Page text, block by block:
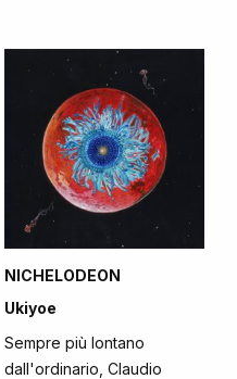
NICHELODEON
Ukiyoe
Sempre più lontano
dall'ordinario, Claudio